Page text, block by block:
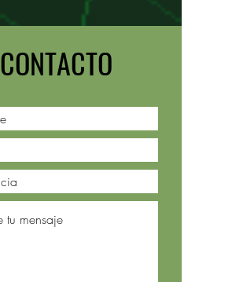
CONTACTO